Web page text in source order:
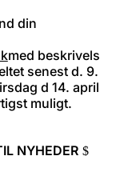
din
med beskrivels
senest d. 9.
d 14. april
muligt.
NYHEDER